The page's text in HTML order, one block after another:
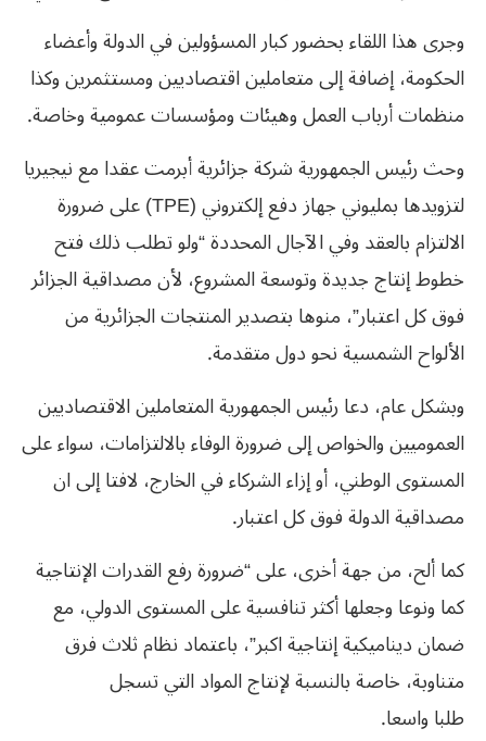
وجرى هذا اللقاء بحضور كبار المسؤولين في الدولة وأعضاء
الحكومة، إضافة إلى متعاملين اقتصاديين ومستثمرين وكذا
منظمات أرباب العمل وهيئات ومؤسسات عمومية وخاصة.
وحث رئيس الجمهورية شركة جزائرية أبرمت عقدا مع نيجيريا
لتزويدها بمليوني جهاز دفع إلكتروني (TPE) على ضرورة
الالتزام بالعقد وفي الآجال المحددة “ولو تطلب ذلك فتح
خطوط إنتاج جديدة وتوسعة المشروع، لأن مصداقية الجزائر
فوق كل اعتبار”، منوها بتصدير المنتجات الجزائرية من
الألواح الشمسية نحو دول متقدمة.
وبشكل عام، دعا رئيس الجمهورية المتعاملين الاقتصاديين
العموميين والخواص إلى ضرورة الوفاء بالالتزامات، سواء على
المستوى الوطني، أو إزاء الشركاء في الخارج، لافتا إلى ان
مصداقية الدولة فوق كل اعتبار.
كما ألح، من جهة أخرى، على “ضرورة رفع القدرات الإنتاجية
كما ونوعا وجعلها أكثر تنافسية على المستوى الدولي، مع
ضمان ديناميكية إنتاجية اكبر”، باعتماد نظام ثلاث فرق
متناوبة، خاصة بالنسبة لإنتاج المواد التي تسجل
طلبا واسعا.